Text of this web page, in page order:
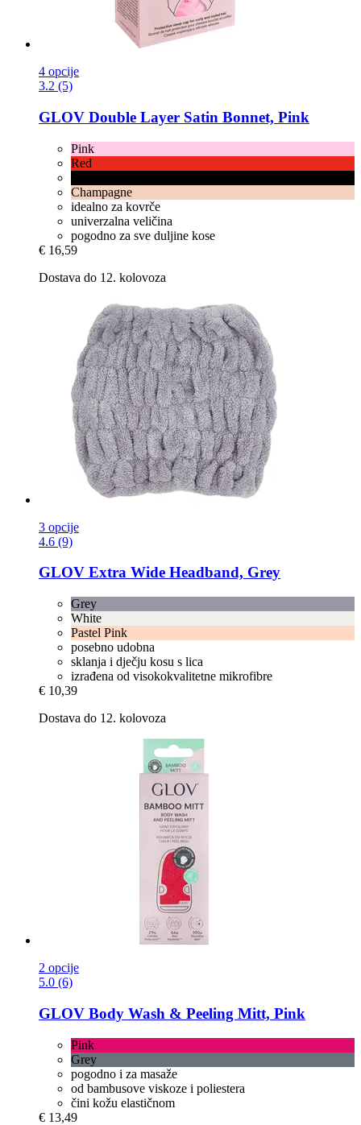
4 opcije
3.2 (5)
GLOV Double Layer Satin Bonnet, Pink
Pink
Red
Champagne
idealno za kovrče
univerzalna veličina
pogodno za sve duljine kose
€ 16,59
Dostava do 12. kolovoza
3 opcije
4.6 (9)
GLOV Extra Wide Headband, Grey
Grey
White
Pastel Pink
posebno udobna
sklanja i dječju kosu s lica
izrađena od visokokvalitetne mikrofibre
€ 10,39
Dostava do 12. kolovoza
2 opcije
5.0 (6)
GLOV Body Wash & Peeling Mitt, Pink
Pink
Grey
pogodno i za masaže
od bambusove viskoze i poliestera
čini kožu elastičnom
€ 13,49